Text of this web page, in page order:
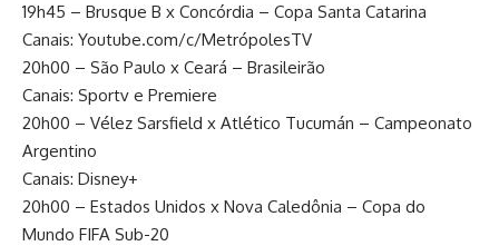
19h45 – Brusque B x Concórdia – Copa Santa Catarina
Canais: Youtube.com/c/MetrópolesTV
20h00 – São Paulo x Ceará – Brasileirão
Canais: Sportv e Premiere
20h00 – Vélez Sarsfield x Atlético Tucumán – Campeonato
Argentino
Canais: Disney+
20h00 – Estados Unidos x Nova Caledônia – Copa do
Mundo FIFA Sub-20